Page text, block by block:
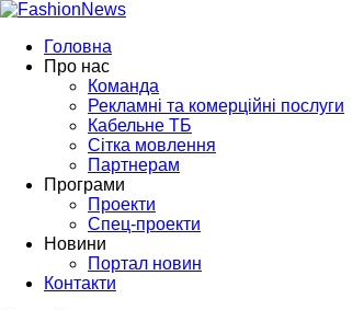
Головна
Про нас
Команда
Рекламні та комерційні послуги
Кабельне ТБ
Сітка мовлення
Партнерам
Програми
Проекти
Спец-проекти
Новини
Портал новин
Контакти